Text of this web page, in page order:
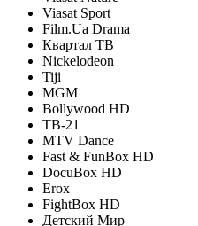
Viasat Sport
Film.Ua Drama
Квартал ТВ
Nickelodeon
Tiji
MGM
Bollywood HD
ТВ-21
MTV Dance
Fast & FunBox HD
DocuBox HD
Erox
FightBox HD
Детский Мир